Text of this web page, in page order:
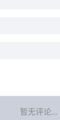
暂无评论...